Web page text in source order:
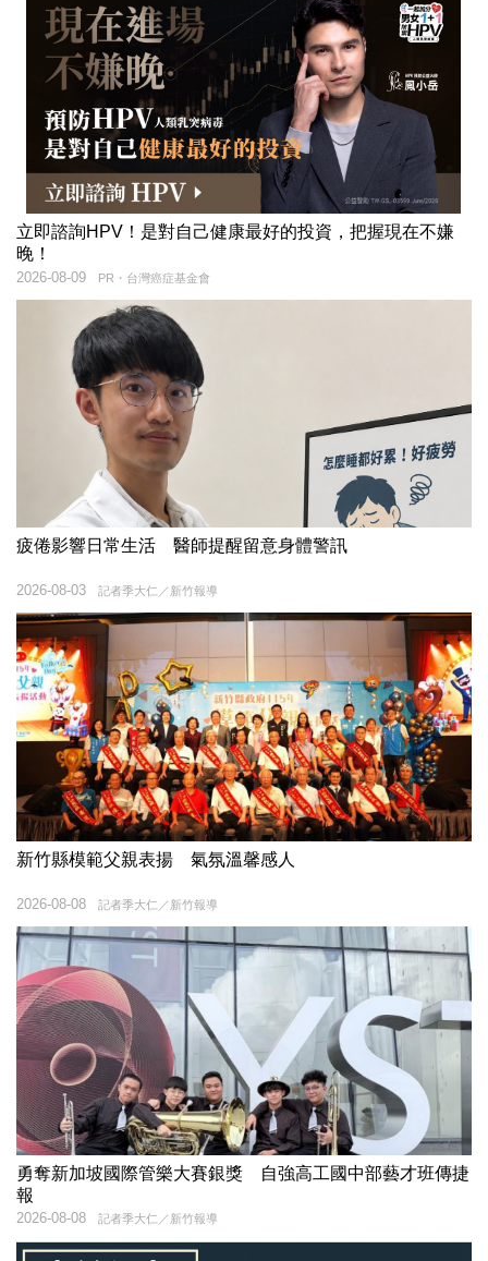
立即諮詢HPV！是對自己健康最好的投資，把握現在不嫌
晚！
PR・台灣癌症基金會
2026-08-09
疲倦影響日常生活 醫師提醒留意身體警訊
記者季大仁／新竹報導
2026-08-03
新竹縣模範父親表揚 氣氛溫馨感人
記者季大仁／新竹報導
2026-08-08
勇奪新加坡國際管樂大賽銀獎 自強高工國中部藝才班傳捷
報
記者季大仁／新竹報導
2026-08-08